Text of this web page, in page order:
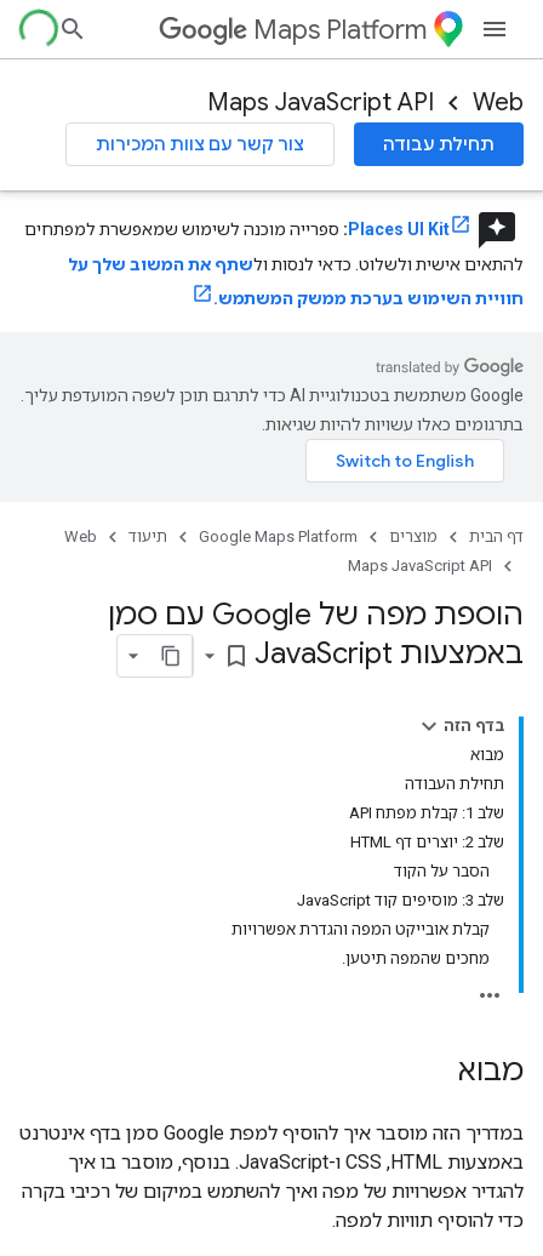
Maps Platform
Web
Maps JavaScript API
תחילת עבודה צור קשר עם צוות המכירות
reviews
Places UI Kit
: ספרייה מוכנה לשימוש שמאפשרת למפתחים
להתאים אישית ולשלוט. כדאי לנסות ולשתף את המשוב שלך על
חוויית השימוש בערכת ממשק המשתמש.
‫Google משתמשת בטכנולוגיית AI כדי לתרגם תוכן לשפה המועדפת עליך.
בתרגומים כאלו עשויות להיות שגיאות.
דף הבית מוצרים Google Maps Platform תיעוד
Web
Maps JavaScript API
הוספת מפה של Google עם סמן
באמצעות Java Script
bookmark_border
בדף הזה
מבוא
תחילת העבודה
שלב 1: קבלת מפתח API
שלב 2: יוצרים דף HTML
הסבר על הקוד
שלב 3: מוסיפים קוד JavaScript
קבלת אובייקט המפה והגדרת אפשרויות
מחכים שהמפה תיטען.
מבוא
במדריך הזה מוסבר איך להוסיף למפת Google סמן בדף אינטרנט
באמצעות HTML,‏ CSS ו-JavaScript. בנוסף, מוסבר בו איך
להגדיר אפשרויות של מפה ואיך להשתמש במיקום של רכיבי בקרה
כדי להוסיף תוויות למפה.